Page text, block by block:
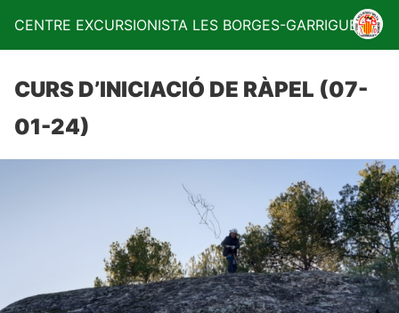
CENTRE EXCURSIONISTA LES BORGES-GARRIGUES
CURS D’INICIACIÓ DE RÀPEL (07-
01-24)